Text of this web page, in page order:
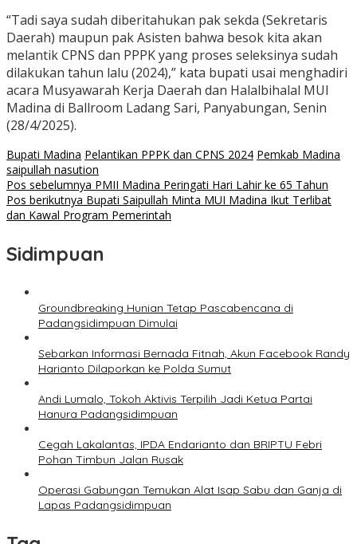
“Tadi saya sudah diberitahukan pak sekda (Sekretaris
Daerah) maupun pak Asisten bahwa besok kita akan
melantik CPNS dan PPPK yang proses seleksinya sudah
dilakukan tahun lalu (2024),” kata bupati usai menghadiri
acara Musyawarah Kerja Daerah dan Halalbihalal MUI
Madina di Ballroom Ladang Sari, Panyabungan, Senin
(28/4/2025).
Bupati Madina Pelantikan PPPK dan CPNS 2024 Pemkab Madina
saipullah nasution
Navigasi
pos
Pos sebelumnya PMII Madina Peringati Hari Lahir ke 65 Tahun
Pos berikutnya Bupati Saipullah Minta MUI Madina Ikut Terlibat
dan Kawal Program Pemerintah
Sidimpuan
Groundbreaking Hunian Tetap Pascabencana di
Padangsidimpuan Dimulai
Sebarkan Informasi Bernada Fitnah, Akun Facebook Randy
Harianto Dilaporkan ke Polda Sumut
Andi Lumalo, Tokoh Aktivis Terpilih Jadi Ketua Partai
Hanura Padangsidimpuan
Cegah Lakalantas, IPDA Endarianto dan BRIPTU Febri
Pohan Timbun Jalan Rusak
Operasi Gabungan Temukan Alat Isap Sabu dan Ganja di
Lapas Padangsidimpuan